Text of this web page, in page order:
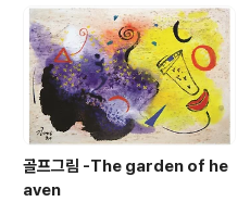
골프그림 -The garden of he
aven